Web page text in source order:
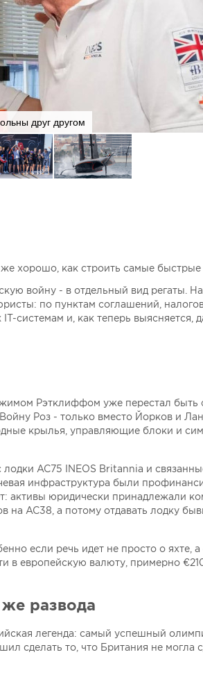
друг другом
же хорошо, как строить самые
войну - в отдельный вид регаты.
по пунктам соглашений,
системам и, как теперь
Рэтклиффом уже перестал
Роз - только вместо Йорков и
крылья, управляющие блоки и
AC75 INEOS Britannia и
инфраструктура были
активы юридически принадлежали
на AC38, а потому отдавать лодку
если речь идет не просто о яхте, а
в европейскую валюту, примерно
развода
легенда: самый успешный
сделать то, что Британия не могла